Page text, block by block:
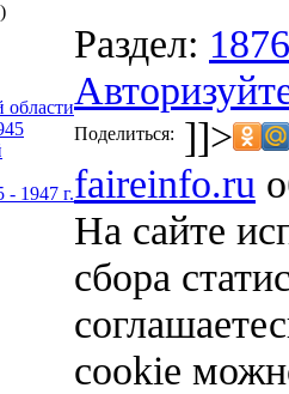
- 1947 г.
Раздел: 1876
Поделиться: ]]>
faireinfo.ru
На сайте
сбора
cookie